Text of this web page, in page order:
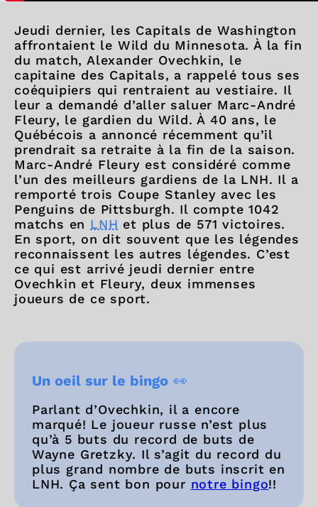
Jeudi dernier, les Capitals de Washington
affrontaient le Wild du Minnesota. À la fin
du match, Alexander Ovechkin, le
capitaine des Capitals, a rappelé tous ses
coéquipiers qui rentraient au vestiaire. Il
leur a demandé d’aller saluer Marc-André
Fleury, le gardien du Wild. À 40 ans, le
Québécois a annoncé récemment qu’il
prendrait sa retraite à la fin de la saison.
Marc-André Fleury est considéré comme
l’un des meilleurs gardiens de la LNH. Il a
remporté trois Coupe Stanley avec les
Penguins de Pittsburgh. Il compte 1042
matchs en LNH et plus de 571 victoires.
En sport, on dit souvent que les légendes
reconnaissent les autres légendes. C’est
ce qui est arrivé jeudi dernier entre
Ovechkin et Fleury, deux immenses
joueurs de ce sport.
Un oeil sur le bingo 👀
Parlant d’Ovechkin, il a encore
marqué! Le joueur russe n’est plus
qu’à 5 buts du record de buts de
Wayne Gretzky. Il s’agit du record du
plus grand nombre de buts inscrit en
LNH. Ça sent bon pour notre bingo!!